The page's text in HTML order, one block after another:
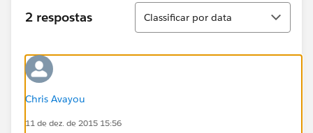
2 respostas
Classificar
Classificar por data
Chris Avayou
11 de dez. de 2015 15:56